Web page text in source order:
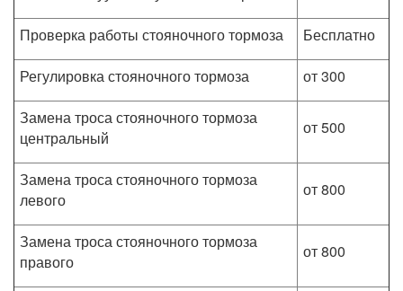
Проверка работы стояночного тормоза
Бесплатно
Регулировка стояночного тормоза
от 300
Замена троса стояночного тормоза
центральный
от 500
Замена троса стояночного тормоза
левого
от 800
Замена троса стояночного тормоза
правого
от 800